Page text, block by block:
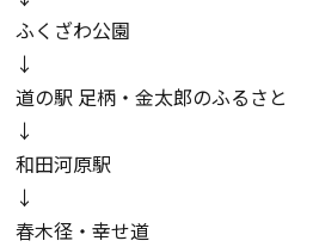
ふくざわ公園
↓
道の駅 足柄・金太郎のふるさと
↓
和田河原駅
↓
春木径・幸せ道